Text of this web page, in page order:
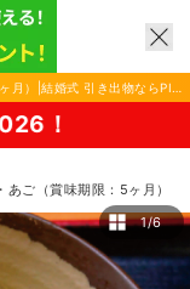
月）|結婚式 引き出物ならPIA
あご（賞味期限：5ヶ月）
1/6